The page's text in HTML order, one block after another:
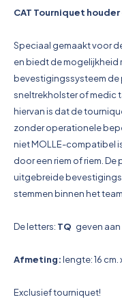
CAT Tourniquet
Speciaal gemaakt voor
en biedt demogelijkheid
bevestigingssysteem de
sneltrekholster of medic
hiervan is dat de
zonder operationele
nietMOLLE-compatibel
door een riem of riem. De
uitgebreide
stemmenbinnen het
De letters: TQ geven
Afmeting:lengte: 16 cm.
Exclusief tourniquet!